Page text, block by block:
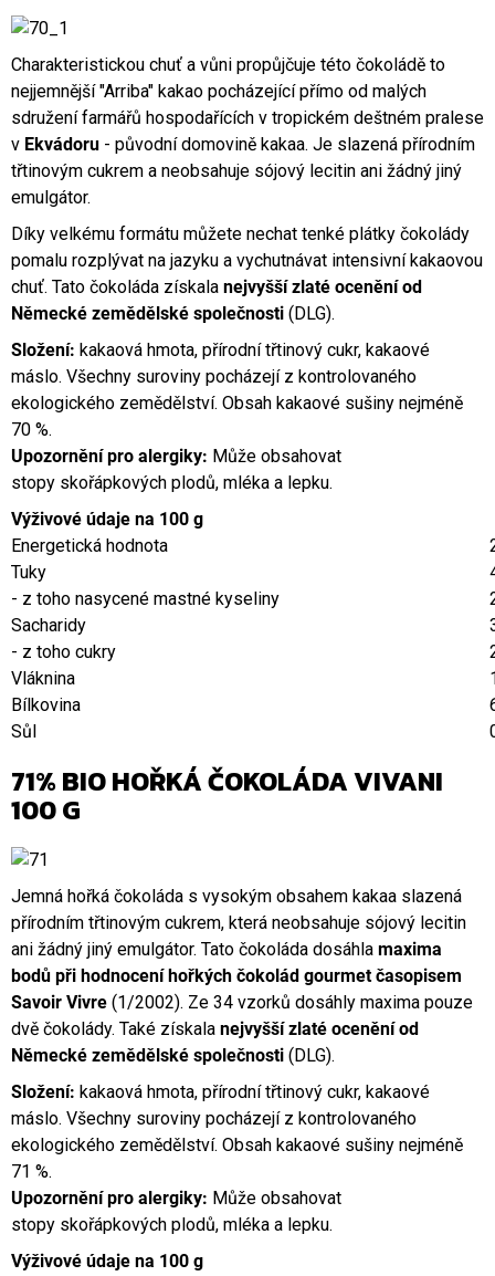
Charakteristickou chuť a vůni propůjčuje této čokoládě to
nejjemnější "Arriba" kakao pocházející přímo od malých
sdružení farmářů hospodařících v tropickém deštném pralese
v Ekvádoru - původní domovině kakaa. Je slazená přírodním
třtinovým cukrem a neobsahuje sójový lecitin ani žádný jiný
emulgátor.
Díky velkému formátu můžete nechat tenké plátky čokolády
pomalu rozplývat na jazyku a vychutnávat intensivní kakaovou
chuť. Tato čokoláda získala nejvyšší zlaté ocenění od
Německé zemědělské společnosti (DLG).
Složení: kakaová hmota, přírodní třtinový cukr, kakaové
máslo. Všechny suroviny pocházejí z kontrolovaného
ekologického zemědělství. Obsah kakaové sušiny nejméně
70 %.
Upozornění pro alergiky: Může obsahovat
stopy skořápkových plodů, mléka a lepku.
Výživové údaje na 100 g
Energetická hodnota
Tuky
- z toho nasycené mastné kyseliny
Sacharidy
- z toho cukry
Vláknina
Bílkovina
Sůl
71% BIO HOŘKÁ ČOKOLÁDA VIVANI
100 G
Jemná hořká čokoláda s vysokým obsahem kakaa slazená
přírodním třtinovým cukrem, která neobsahuje sójový lecitin
ani žádný jiný emulgátor. Tato čokoláda dosáhla maxima
bodů při hodnocení hořkých čokolád gourmet časopisem
Savoir Vivre (1/2002). Ze 34 vzorků dosáhly maxima pouze
dvě čokolády. Také získala nejvyšší zlaté ocenění od
Německé zemědělské společnosti (DLG).
Složení: kakaová hmota, přírodní třtinový cukr, kakaové
máslo. Všechny suroviny pocházejí z kontrolovaného
ekologického zemědělství. Obsah kakaové sušiny nejméně
71 %.
Upozornění pro alergiky: Může obsahovat
stopy skořápkových plodů, mléka a lepku.
Výživové údaje na 100 g